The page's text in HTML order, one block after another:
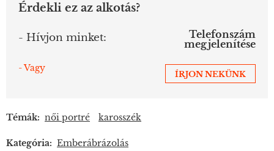
Érdekli ez az alkotás?
- Hívjon minket:
Telefonszám
megjelenítése
- Vagy
ÍRJON NEKÜNK
Témák: női portré karosszék
Kategória: Emberábrázolás